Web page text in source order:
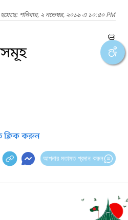
শনিবার, ২ নভেম্বর, ২০১৯ এ ১০:৫০ PM
ক্লিক করুন
আপনার মতামত প্রদান করুন